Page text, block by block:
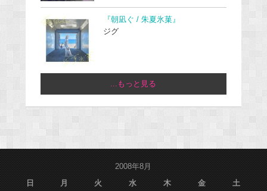
『朝凪ぐ / 朱夏氷菓』
ジグ
...もっと見る
2008年8月
日
月 火 水 木 金 土